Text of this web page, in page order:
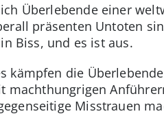
Überlebende einer
präsenten Untoten
Biss, und es ist aus.
kämpfen die
machthungrigen
Misstrauen